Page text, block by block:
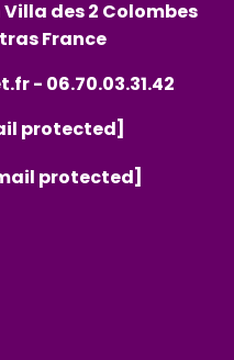
des 2 Colombes
France
- 06.70.03.31.42
protected]
protected]